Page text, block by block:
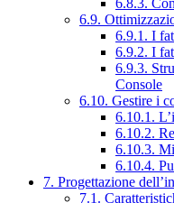
6.8.3.
6.9.
6.9.1. I
6.9.2. I
6.9.3.
Console
6.10. Gestire i
6.10.1.
6.10.2.
6.10.3.
6.10.4.
7. Progettazione
7.1.